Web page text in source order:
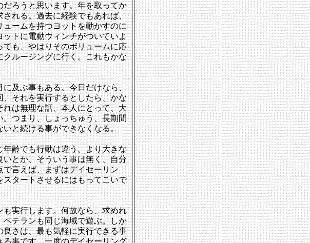
ろうと思います。年を取ってか
れる。過去に経験でもあれば、
ームを持つヨットを動かすのに
トに電動ウィンチがついていよ
も、やはりそのボリュームに応
ルージングに行く。これもかな
及ぶ事もある。今日だけなら、
それを実行するとしたら、かな
は無理な話、本人にとって、大
つまり、しょっちゅう、長期間
と続ける事ができなくなる。
齢でも行動は違う。より大きな
とか、そういう事は無く、自分
言えば、まずはデイセーリン
タートさせるにはもってこいで
実行します。何故なら、求めれ
テランも同じ海域で遊ぶ。しか
さは、最も気軽に実行できる事
事です。一度のデイセーリング